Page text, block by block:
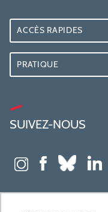
ACCÈS RAPIDES
PRATIQUE
SUIVEZ-NOUS